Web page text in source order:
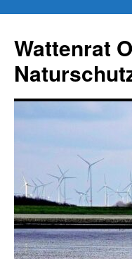
springen
Wattenrat